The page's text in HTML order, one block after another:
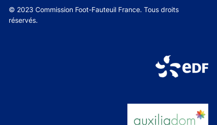
© 2023 Commission Foot-Fauteuil France. Tous droits
réservés.